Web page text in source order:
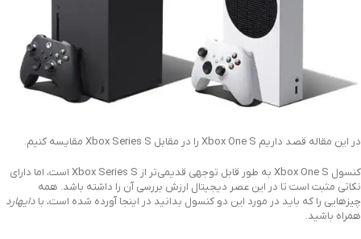
در این مقاله قصد داریم Xbox One S را در مقابل Xbox Series S مقایسه کنیم.
کنسول Xbox One S به طور قابل توجهی قدیمی‌تر از Xbox Series S است، اما دارای
نکاتی مثبت است تا در این عصر دیجیتال ارزش بررسی آن را داشته باشد. همه
چیزهایی را که باید در مورد این دو کنسول بدانید در اینجا آورده شده است، با دایهارد
همراه باشید.